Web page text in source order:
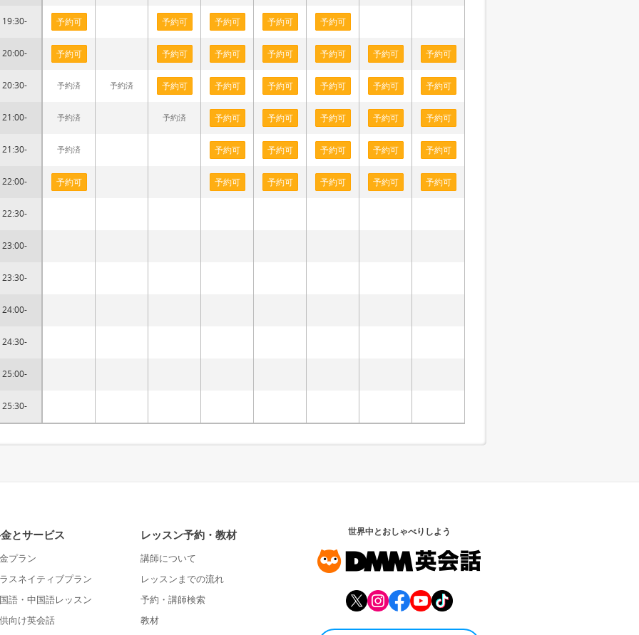
19:30-
20:00-
20:30-
21:00-
21:30-
22:00-
22:30-
23:00-
23:30-
24:00-
24:30-
25:00-
25:30-
予約可
予約可
予約済
予約済
予約済
予約可
予約済
予約可
予約可
予約可
予約済
予約可
予約可
予約可
予約可
予約可
予約可
予約可
予約可
予約可
予約可
予約可
予約可
予約可
予約可
予約可
予約可
予約可
予約可
予約可
予約可
予約可
予約可
予約可
予約可
予約可
予約可
予約可
予約可
とサービス
プラン
スネイティブプラン
語・中国語レッスン
向け英会話
レッスン予約・教材
講師について
レッスンまでの流れ
予約・講師検索
教材
世界中とおしゃべりしよう